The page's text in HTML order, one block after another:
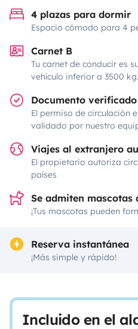
4 plazas para dormir
Espacio cómodo para 4
Carnet B
Tu carnet de conducir es
vehículo inferior a 3500 kg.
Documento verificado
El permiso de circulación
validado por nuestro
Viajes al extranjero
El propietario autoriza
países
Se admiten mascotas
¡Tus mascotas pueden
Reserva instantánea
¡Más simple y rápido!
Incluido en el